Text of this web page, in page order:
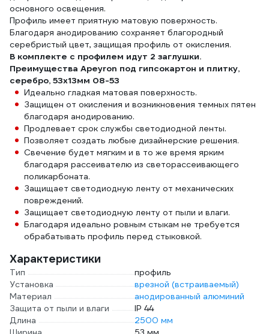
основного освещения.
Профиль имеет приятную матовую поверхность.
Благодаря анодированию сохраняет благородный
серебристый цвет, защищая профиль от окисления.
В комплекте с профилем идут 2 заглушки.
Преимущества Apeyron под гипсокартон и плитку,
серебро, 53x13мм 08-53
Идеально гладкая матовая поверхность.
Защищен от окисления и возникновения темных пятен
благодаря анодированию.
Продлевает срок службы светодиодной ленты.
Позволяет создать любые дизайнерские решения.
Свечение будет мягким и в то же время ярким
благодаря рассеивателю из светорассеивающего
поликарбоната.
Защищает светодиодную ленту от механических
повреждений.
Защищает светодиодную ленту от пыли и влаги.
Благодаря идеально ровным стыкам не требуется
обрабатывать профиль перед стыковкой.
Характеристики
Тип
профиль
Установка
врезной (встраиваемый)
Материал
анодированный алюминий
Защита от пыли и влаги
IP 44
Длина
2500 мм